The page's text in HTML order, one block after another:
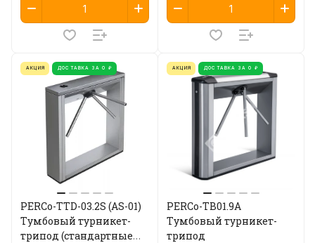
АКЦИЯ ДОСТАВКА ЗА 0 ₽
PERCo-TTD-03.2S (AS-01)
Тумбовый турникет-
трипод (стандартные
АКЦИЯ ДОСТАВКА ЗА 0 ₽
PERCo-TB01.9A
Тумбовый турникет-
трипод